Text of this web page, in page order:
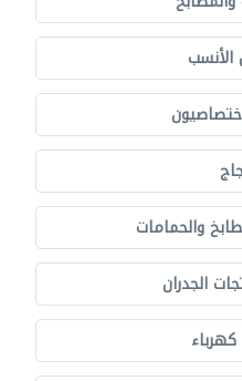
الأنسب
والحمامات
الجدران